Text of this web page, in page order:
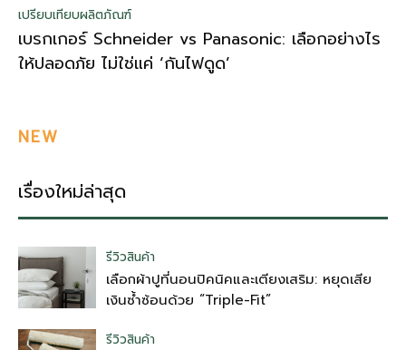
เปรียบเทียบผลิตภัณฑ์
เบรกเกอร์ Schneider vs Panasonic: เลือกอย่างไร
ให้ปลอดภัย ไม่ใช่แค่ ‘กันไฟดูด’
NEW
เรื่องใหม่ล่าสุด
รีวิวสินค้า
เลือกผ้าปูที่นอนปิคนิคและเตียงเสริม: หยุดเสีย
เงินซ้ำซ้อนด้วย “Triple-Fit”
รีวิวสินค้า